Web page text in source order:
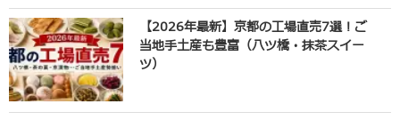
【2026年最新】京都の工場直売7選！ご
当地手土産も豊富（八ツ橋・抹茶スイー
ツ）